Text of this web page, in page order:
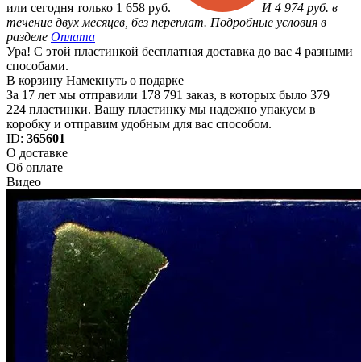
или сегодня только 1 658 руб.
И 4 974 руб. в
течение двух месяцев, без переплат. Подробные условия в
разделе Оплата
Ура! С этой пластинкой бесплатная доставка до вас 4 разными
способами.
В корзину Намекнуть о подарке
За 17 лет мы отправили 178 791 заказ, в которых было 379
224 пластинки. Вашу пластинку мы надежно упакуем в
коробку и отправим удобным для вас способом.
ID: 365601
О доставке
Об оплате
Видео